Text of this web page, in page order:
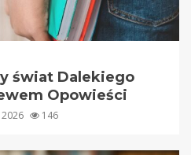
świat Dalekiego
Opowieści
146